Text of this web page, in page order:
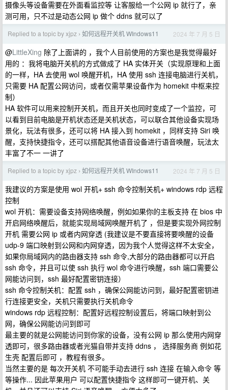
摄像头等设备需要在外面看监控等 让客服给一个公网 ip 就行了，亲
测可用，只不过是动态公网 ip 做个 ddns 就可以了
Replied to a topic by xjpz › 如何远程开关机 WIndows11 2024 年 7 月 5 日
@LittleXing 除了上面讲的 ，我个人目前使用的方案也是我觉得最好
用的 ：我将电脑开关机的方式做成了 HA 实体开关（实现原理和上面
的一样，HA 去使用 wol 唤醒开机，HA 使用 ssh 连接电脑进行关机，
只需要 HA 配置公网访问，或者仅需苹果设备作为 homekit 中枢来控
制）
HA 软件可以用来控制开关机，而且开关也同时变成了一个监控，可
以看到目前电脑是开机状态还是关机状态，可以联合其他设备实现场
景化，玩法有很多，还可以将 HA 接入到 homekit ，同样支持 Siri 唤
醒，支持快捷指令，还可以搭配其他语音设备进行语音唤醒，玩法太
丰富了不一 一讲了
Replied to a topic by xjpz › 如何远程开关机 WIndows11 2024 年 7 月 5 日
我建议的方案是使用 wol 开机+ ssh 命令控制关机+ windows rdp 远程
控制
wol 开机：需要设备支持网络唤醒，例如如果你的主板支持 在 bios 中
开启网络唤醒后，就能实现局域网唤醒开机了 ，但是要实现外网控制
开机 需要公网 ip 或者内网穿透 (我建议是不要直接将要唤醒的设备
udp-9 端口映射到公网和内网穿透，因为我个人觉得这样不太安全，
如果你局域网内的路由器支持 ssh 命令,大部分的路由器都可以开启
ssh 命令，并且可以使 ssh 执行 wol 命令进行唤醒，ssh 端口需要公
网能访问到，ssh 最好配置密钥连接）
ssh 命令控制关机：配置 ssh ，确保公网能访问到，最好配置密钥进
行连接更安全，关机只需要执行关机命令
windows rdp 远程控制：配置好远程控制设置后，将端口映射到公
网，确保公网能访问到即可
最主要的就是公网能访问到你家的设备，没有公网 ip 那么使用内网穿
透即可，很多路由器或者光猫自带并支持 ddns ， 选择服务商 例如花
生壳 配置后即可 ，教程有很多。
当然主要的是 每次开关机 不可能手动去进行 ssh 连接 在输入命令 等
等操作... 因此苹果用户 可以配置快捷指令 这样即可一键开机、关